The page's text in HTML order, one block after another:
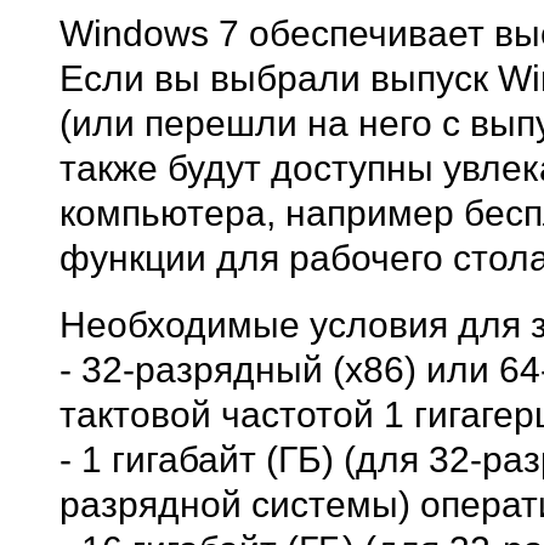
Windows 7 обеспечивает
Если вы выбрали выпуск
(или перешли на него с
также будут доступны
компьютера, например
функции для рабочего
Необходимые условия для
- 32-разрядный (x86) или
тактовой частотой 1
- 1 гигабайт (ГБ) (для 32-
разрядной системы)